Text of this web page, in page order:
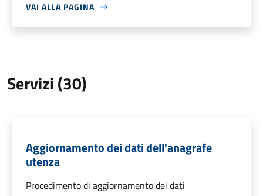
VAI ALLA PAGINA
Servizi (30)
Aggiornamento dei dati dell'anagrafe
utenza
Procedimento di aggiornamento dei dati